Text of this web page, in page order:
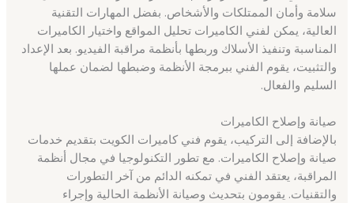
سلامة وأمان الممتلكات والأشخاص. بفضل المهارات التقنية
العالية، يمكن لفني الكاميرات تحليل المواقع واختيار الكاميرات
المناسبة وتنفيذ الأسلاك وربطها بأنظمة مراقبة الفيديو. بعد الإعداد
والتثبيت، يقوم الفني ببرمجة الأنظمة وضبطها لضمان عملها
السليم والفعال.
صيانة وإصلاح الكاميرات
بالإضافة إلى التركيب، يقوم فني كاميرات الكويت بتقديم خدمات
صيانة وإصلاح الكاميرات. مع تطور التكنولوجيا في مجال أنظمة
المراقبة، يعتقد الفني في تمكنه الدائم من آخر التطورات
والتقنيات. يقومون بتحديث وصيانة الأنظمة الحالية وإجراء